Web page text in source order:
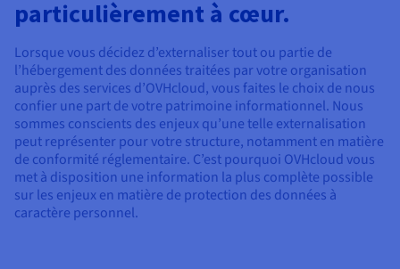
Tarifs
Documentation
Roadmap & Changelog
Observabilité
Roadmap & Changelog
Roadmap & Changelog
Roadmap & Changelog
Documentation
Roadmap & Changelog
particulièrement à cœur.
Lorsque vous décidez d’externaliser tout ou partie de
l’hébergement des données traitées par votre organisation
auprès des services d’OVHcloud, vous faites le choix de nous
confier une part de votre patrimoine informationnel. Nous
sommes conscients des enjeux qu’une telle externalisation
peut représenter pour votre structure, notamment en matière
de conformité réglementaire. C’est pourquoi OVHcloud vous
met à disposition une information la plus complète possible
sur les enjeux en matière de protection des données à
caractère personnel.